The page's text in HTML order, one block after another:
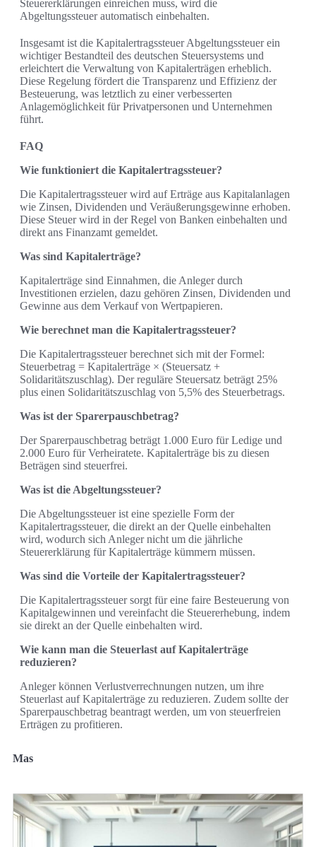
Steuererklärungen einreichen muss, wird die
Abgeltungssteuer automatisch einbehalten.
Insgesamt ist die Kapitalertragssteuer Abgeltungssteuer ein
wichtiger Bestandteil des deutschen Steuersystems und
erleichtert die Verwaltung von Kapitalerträgen erheblich.
Diese Regelung fördert die Transparenz und Effizienz der
Besteuerung, was letztlich zu einer verbesserten
Anlagemöglichkeit für Privatpersonen und Unternehmen
führt.
FAQ
Wie funktioniert die Kapitalertragssteuer?
Die Kapitalertragssteuer wird auf Erträge aus Kapitalanlagen
wie Zinsen, Dividenden und Veräußerungsgewinne erhoben.
Diese Steuer wird in der Regel von Banken einbehalten und
direkt ans Finanzamt gemeldet.
Was sind Kapitalerträge?
Kapitalerträge sind Einnahmen, die Anleger durch
Investitionen erzielen, dazu gehören Zinsen, Dividenden und
Gewinne aus dem Verkauf von Wertpapieren.
Wie berechnet man die Kapitalertragssteuer?
Die Kapitalertragssteuer berechnet sich mit der Formel:
Steuerbetrag = Kapitalerträge × (Steuersatz +
Solidaritätszuschlag). Der reguläre Steuersatz beträgt 25%
plus einen Solidaritätszuschlag von 5,5% des Steuerbetrags.
Was ist der Sparerpauschbetrag?
Der Sparerpauschbetrag beträgt 1.000 Euro für Ledige und
2.000 Euro für Verheiratete. Kapitalerträge bis zu diesen
Beträgen sind steuerfrei.
Was ist die Abgeltungssteuer?
Die Abgeltungssteuer ist eine spezielle Form der
Kapitalertragssteuer, die direkt an der Quelle einbehalten
wird, wodurch sich Anleger nicht um die jährliche
Steuererklärung für Kapitalerträge kümmern müssen.
Was sind die Vorteile der Kapitalertragssteuer?
Die Kapitalertragssteuer sorgt für eine faire Besteuerung von
Kapitalgewinnen und vereinfacht die Steuererhebung, indem
sie direkt an der Quelle einbehalten wird.
Wie kann man die Steuerlast auf Kapitalerträge
reduzieren?
Anleger können Verlustverrechnungen nutzen, um ihre
Steuerlast auf Kapitalerträge zu reduzieren. Zudem sollte der
Sparerpauschbetrag beantragt werden, um von steuerfreien
Erträgen zu profitieren.
Mas